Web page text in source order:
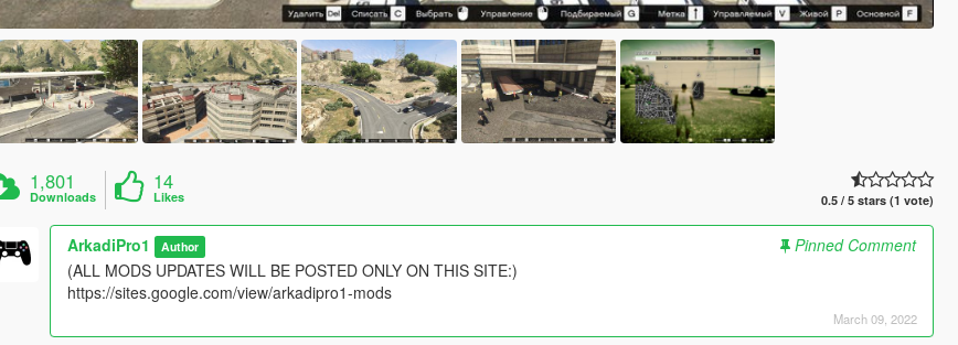
1,801
Downloads
14
Likes 0.5 / 5 stars (1 vote)
ArkadiPro1 Author
Pinned Comment
(ALL MODS UPDATES WILL BE POSTED ONLY ON THIS SITE:)
https://sites.google.com/view/arkadipro1-mods
March 09, 2022